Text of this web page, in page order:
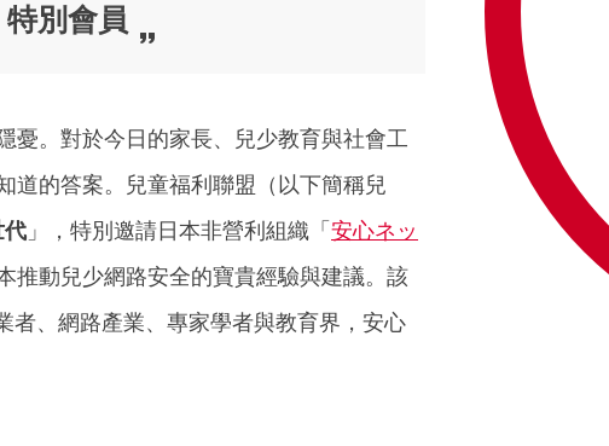
別會員
憂。對於今日的家長、兒少教育與社會工
道的答案。兒童福利聯盟（以下簡稱兒
代 」，特別邀請日本非營利組織「 安心ネッ
推動兒少網路安全的寶貴經驗與建議。該
者、網路產業、專家學者與教育界，安心